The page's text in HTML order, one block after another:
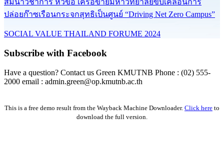
สัมนาวิชาการ หัวข้อ เครือข่ายมหาวิทยาลัยขับเคลื่อนการ
ปล่อยก๊าซเรือนกระจกสุทธิเป็นศูนย์ “Driving Net Zero Campus”
SOCIAL VALUE THAILAND FORUME 2024
Subscribe with Facebook
Have a question? Contact us Green KMUTNB Phone : (02) 555-
2000 email : admin.green@op.kmutnb.ac.th
This is a free demo result from the Wayback Machine Downloader. Click here to
download the full version.